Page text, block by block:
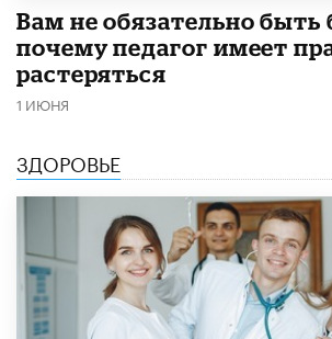
​Вам не обязательно быть
почему педагог имеет
растеряться
1 ИЮНЯ
ЗДОРОВЬЕ